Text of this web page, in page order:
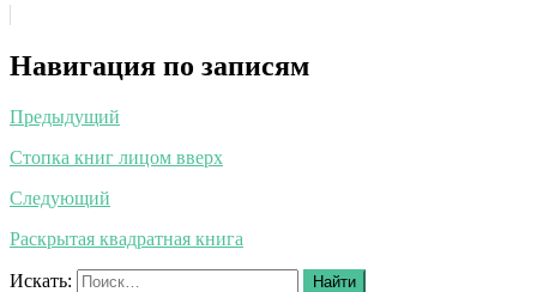
Навигация по записям
Предыдущий
Стопка книг лицом вверх
Следующий
Раскрытая квадратная книга
Искать: Найти